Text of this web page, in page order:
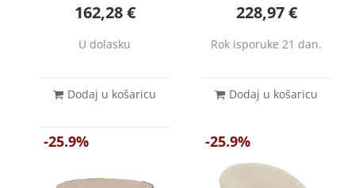
162,28€
U dolasku
Dodaj u košaricu
228,97€
Rok isporuke 21 dan.
Dodaj u košaricu
-25.9% -25.9%